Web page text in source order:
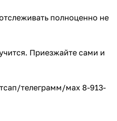
полноценно не
Приезжайте сами и
телеграмм/мах 8-913-